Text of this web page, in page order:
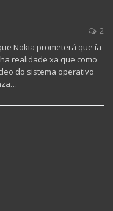
2
Nokia prometerá que ía
realidade xa que como
do sistema operativo